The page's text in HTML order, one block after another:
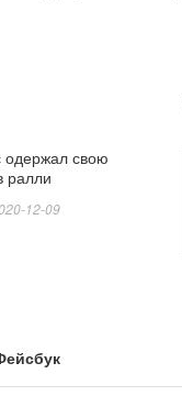
одержал свою
ралли
12-09